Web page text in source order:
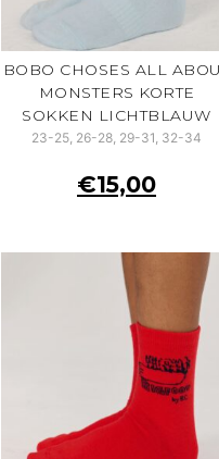
BOBO CHOSES ALL
MONSTERS KORTE
SOKKEN LICHTBLAUW
23-25, 26-28, 29-31, 32-34
€15,00